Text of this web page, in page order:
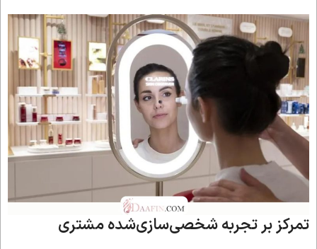
تمرکز بر تجربه شخصی‌سازی‌شده مشتری